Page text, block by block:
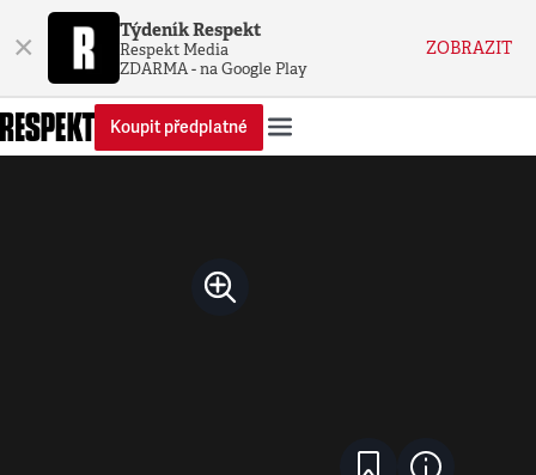
× Týdeník Respekt
Respekt Media
ZDARMA - na Google Play
ZOBRAZIT
Koupit předplatné